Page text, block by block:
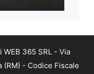
365 SRL - Via
(RM) - Codice Fiscale